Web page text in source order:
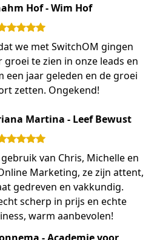
Hof - Wim Hof
we met SwitchOM gingen
te zien in onze leads en
een jaar geleden en de groei
zetten. Ongekend!
Martina - Leef Bewust
van Chris, Michelle en
Marketing, ze zijn attent,
gedreven en vakkundig.
scherp in prijs en echte
warm aanbevolen!